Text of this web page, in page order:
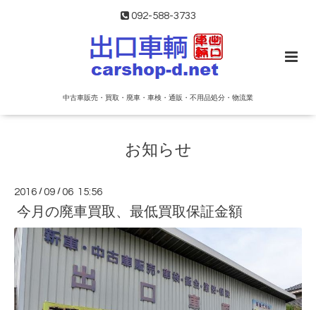
092-588-3733
中古車販売・買取・廃車・車検・通販・不用品処分・物流業
お知らせ
2016 /09 /06 15:56
今月の廃車買取、最低買取保証金額